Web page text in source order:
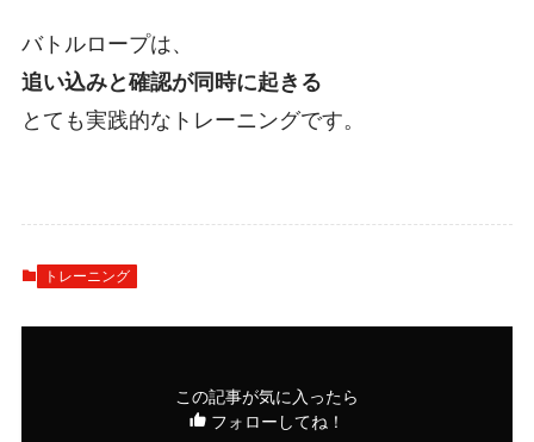
バトルロープは、
追い込みと確認が同時に起きる
とても実践的なトレーニングです。
トレーニング
この記事が気に入ったら
フォローしてね！